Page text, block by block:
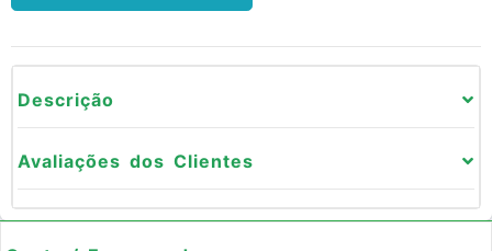
Descrição
Avaliações dos Clientes